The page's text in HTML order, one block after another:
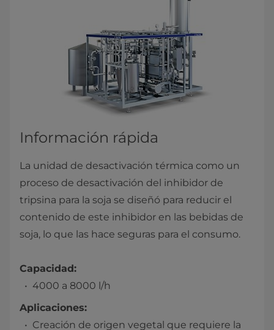
Información rápida
La unidad de desactivación térmica como un
proceso de desactivación del inhibidor de
tripsina para la soja se diseñó para reducir el
contenido de este inhibidor en las bebidas de
soja, lo que las hace seguras para el consumo.
Capacidad:
4000 a 8000 l/h
Aplicaciones:
Creación de origen vegetal que requiere la